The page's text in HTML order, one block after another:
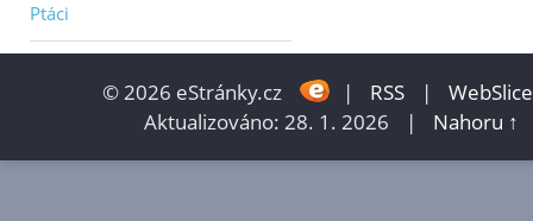
Ptáci
© 2026 eStránky.cz | RSS |
WebSlice
Aktualizováno: 28. 1. 2026
| Nahoru ↑